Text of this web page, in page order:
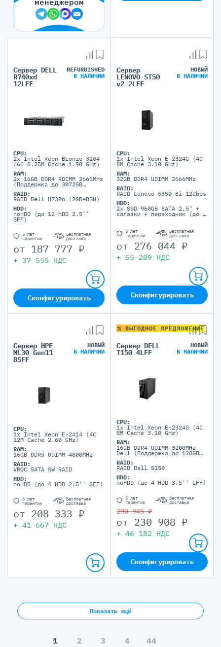
Сервер DELL
R740xd
12LFF
REFURBISHED
В НАЛИЧИИ
CPU:
2x Intel Xeon Bronze 3204
(6C 8.25M Cache 1.90 GHz)
RAM:
2x 16GB DDR4 RDIMM 2666MHz
(Поддержка до 3072GB
портов)
RAID:
RAID Dell H730p (2GB+BBU)
HDD:
noHDD (до 12 HDD 2.5''
SFF)
5 лет
гарантии
Бесплатная
доставка
от 187 777 ₽
+ 37 555 НДС
Сконфигурировать
Сервер
LENOVO ST50
v2 2LFF
НОВЫЙ
В НАЛИЧИИ
CPU:
1x Intel Xeon E-2324G (4C
8M Cache 3.10 GHz)
RAM:
32GB DDR4 UDIMM 2666MHz
RAID:
RAID Lenovo 5350-8i 12Gbps
HDD:
2x SSD 960GB SAТА 2,5" +
салазки + переходник (до 2
5 лет
гарантии
Бесплатная
доставка
от 276 044 ₽
+ 55 209 НДС
Сконфигурировать
Сервер HPE
ML30 Gen11
8SFF
НОВЫЙ
В НАЛИЧИИ
CPU:
1x Intel Xeon E-2414 (4C
12M Cache 2.60 GHz)
RAM:
16GB DDR5 UDIMM 4800MHz
RAID:
VROC SATA SW RAID
HDD:
noHDD (до 4 HDD 2.5'' SFF)
5 лет
гарантии
Бесплатная
доставка
от 208 333 ₽
+ 41 667 НДС
% ВЫГОДНОЕ ПРЕДЛОЖЕНИЕ
Сервер DELL
T150 4LFF
НОВЫЙ
В НАЛИЧИИ
CPU:
1x Intel Xeon E-2324G (4C
8M Cache 3.10 GHz)
RAM:
16GB DDR4 UDIMM 3200MHz
Dell (Поддержка до 128GB
портов)
RAID:
RAID Dell S150
HDD:
noHDD (до 4 HDD 3.5'' LFF)
5 лет
гарантии
Бесплатная
доставка
290 945 ₽
от 230 908 ₽
+ 46 182 НДС
Сконфигурировать
Показать ещё
1 2 3 4 44